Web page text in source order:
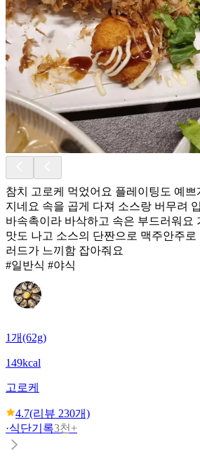
참치 고로케 먹었어요 플레이팅도 예쁘
지네요 속을 곱게 다져 소스랑 버무려
바속촉이라 바삭하고 속은 부드러워요
맛도 나고 소스의 단짠으로 맥주안주
러드가 느끼함 잡아줘요
#일반식 #야식
1개(62g)
149kcal
고로케
4.7(리뷰 230개)
·식단기록3천+